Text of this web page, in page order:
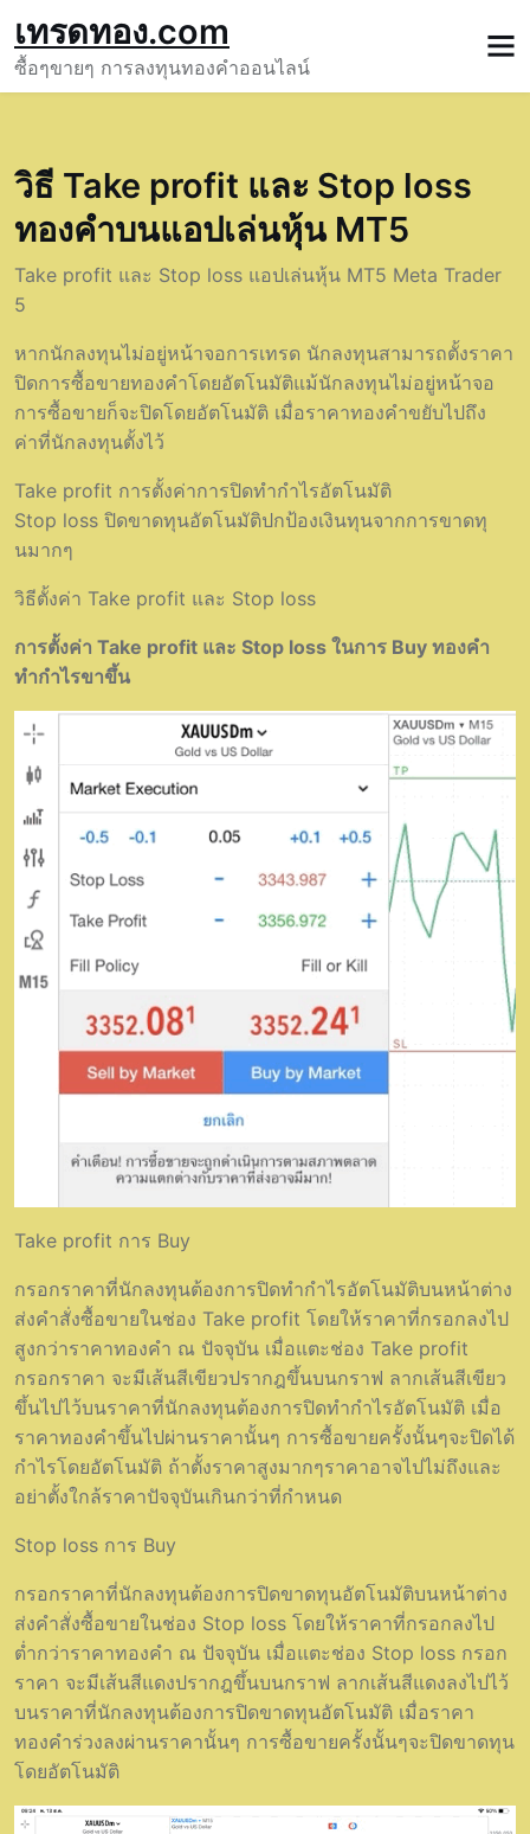
to
content
เทรดทอง.com
ซื้อๆขายๆ การลงทุนทองคำออนไลน์
วิธี Take profit และ Stop loss
ทองคำบนแอปเล่นหุ้น MT5
Take profit และ Stop loss แอปเล่นหุ้น MT5 Meta Trader
5
หากนักลงทุนไม่อยู่หน้าจอการเทรด นักลงทุนสามารถตั้งราคา
ปิดการซื้อขายทองคำโดยอัตโนมัติแม้นักลงทุนไม่อยู่หน้าจอ
การซื้อขายก็จะปิดโดยอัตโนมัติ เมื่อราคาทองคำขยับไปถึง
ค่าที่นักลงทุนตั้งไว้
Take profit การตั้งค่าการปิดทำกำไรอัตโนมัติ
Stop loss ปิดขาดทุนอัตโนมัติปกป้องเงินทุนจากการขาดทุ
นมากๆ
วิธีตั้งค่า Take profit และ Stop loss
การตั้งค่า Take profit และ Stop loss ในการ Buy ทองคำ
ทำกำไรขาขึ้น
Take profit การ Buy
กรอกราคาที่นักลงทุนต้องการปิดทำกำไรอัตโนมัติบนหน้าต่าง
ส่งคำสั่งซื้อขายในช่อง Take profit โดยให้ราคาที่กรอกลงไป
สูงกว่าราคาทองคำ ณ ปัจจุบัน เมื่อแตะช่อง Take profit
กรอกราคา จะมีเส้นสีเขียวปรากฎขึ้นบนกราฟ ลากเส้นสีเขียว
ขึ้นไปไว้บนราคาที่นักลงทุนต้องการปิดทำกำไรอัตโนมัติ เมื่อ
ราคาทองคำขึ้นไปผ่านราคานั้นๆ การซื้อขายครั้งนั้นๆจะปิดได้
กำไรโดยอัตโนมัติ ถ้าตั้งราคาสูงมากๆราคาอาจไปไม่ถึงและ
อย่าตั้งใกล้ราคาปัจจุบันเกินกว่าที่กำหนด
Stop loss การ Buy
กรอกราคาที่นักลงทุนต้องการปิดขาดทุนอัตโนมัติบนหน้าต่าง
ส่งคำสั่งซื้อขายในช่อง Stop loss โดยให้ราคาที่กรอกลงไป
ต่ำกว่าราคาทองคำ ณ ปัจจุบัน เมื่อแตะช่อง Stop loss กรอก
ราคา จะมีเส้นสีแดงปรากฎขึ้นบนกราฟ ลากเส้นสีแดงลงไปไว้
บนราคาที่นักลงทุนต้องการปิดขาดทุนอัตโนมัติ เมื่อราคา
ทองคำร่วงลงผ่านราคานั้นๆ การซื้อขายครั้งนั้นๆจะปิดขาดทุน
โดยอัตโนมัติ